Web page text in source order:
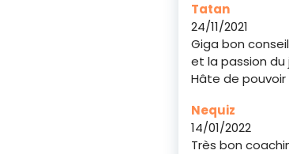
Tatan
24/11/2021
Giga bon
et la passion du
Hâte de
Nequiz
14/01/2022
Très bon